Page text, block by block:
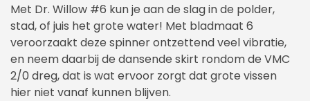
Met Dr. Willow #6 kun je aan de slag in de polder,
stad, of juis het grote water! Met bladmaat 6
veroorzaakt deze spinner ontzettend veel vibratie,
en neem daarbij de dansende skirt rondom de VMC
2/0 dreg, dat is wat ervoor zorgt dat grote vissen
hier niet vanaf kunnen blijven.